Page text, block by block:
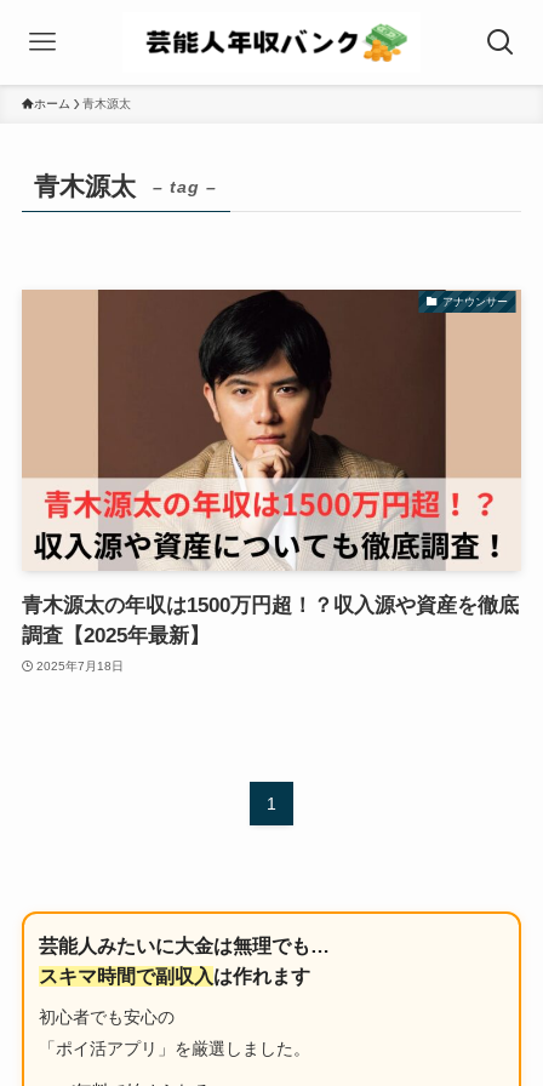
ホーム 青木源太
青木源太 – tag –
アナウンサー
青木源太の年収は1500万円超！？収入源や資産を徹底
調査【2025年最新】
2025年7月18日
1
芸能人みたいに大金は無理でも…
スキマ時間で副収入は作れます
初心者でも安心の
「ポイ活アプリ」を厳選しました。